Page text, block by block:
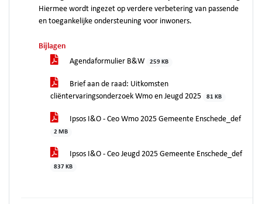
Hiermee wordt ingezet op verdere verbetering van passende
en toegankelijke ondersteuning voor inwoners.
Bijlagen
Agendaformulier B&W
259 KB
Brief aan de raad: Uitkomsten
cliëntervaringsonderzoek Wmo en Jeugd 2025
81 KB
Ipsos I&O - Ceo Wmo 2025 Gemeente Enschede_def
2 MB
Ipsos I&O - Ceo Jeugd 2025 Gemeente Enschede_def
837 KB